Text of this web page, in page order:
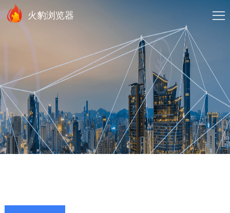
火豹浏览器